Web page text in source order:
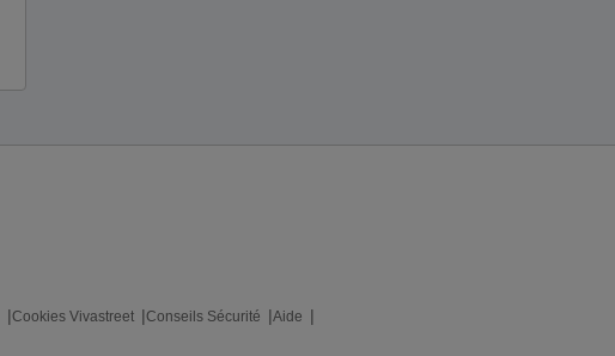
Cookies Vivastreet Conseils Sécurité
Aide